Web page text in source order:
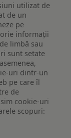
utilizat de
de un
pe
informații
limbă sau
sunt setate
uri dintr-un
pe care îl
de
cookie-uri
scopuri: